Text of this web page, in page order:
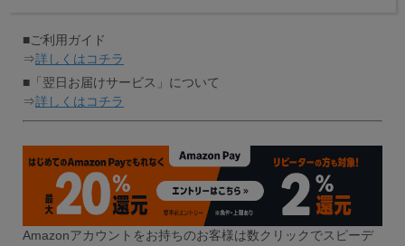
■ご利用ガイド
⇒詳しくはコチラ
■「翌日お届けサービス」について
⇒詳しくはコチラ
Amazonアカウントをお持ちのお客様は数クリックでスピーデ